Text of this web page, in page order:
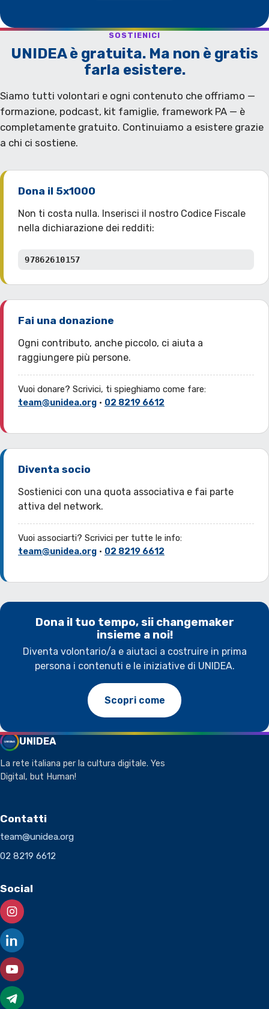
SOSTIENICI
UNIDEA è gratuita. Ma non è gratis
farla esistere.
Siamo tutti volontari e ogni contenuto che offriamo —
formazione, podcast, kit famiglie, framework PA — è
completamente gratuito. Continuiamo a esistere grazie
a chi ci sostiene.
Dona il 5x1000
Non ti costa nulla. Inserisci il nostro Codice Fiscale
nella dichiarazione dei redditi:
97862610157
Fai una donazione
Ogni contributo, anche piccolo, ci aiuta a
raggiungere più persone.
Vuoi donare? Scrivici, ti spieghiamo come fare:
team@unidea.org · 02 8219 6612
Diventa socio
Sostienici con una quota associativa e fai parte
attiva del network.
Vuoi associarti? Scrivici per tutte le info:
team@unidea.org · 02 8219 6612
Dona il tuo tempo, sii changemaker
insieme a noi!
Diventa volontario/a e aiutaci a costruire in prima
persona i contenuti e le iniziative di UNIDEA.
Scopri come
UNIDEA
La rete italiana per la cultura digitale. Yes
Digital, but Human!
Contatti
team@unidea.org
02 8219 6612
Social